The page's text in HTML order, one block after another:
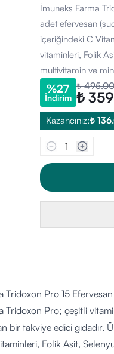
İmuneks Farma
adet efervesan
içeriğindeki C
vitaminleri, Folik
multivitamin ve
%27
İndirim
₺ 495.00
₺
Kazancınız:₺
1
Tridoxon Pro 15
Tridoxon Pro; çeşitli
bir takviye edici gıdadır.
Folik Asit,